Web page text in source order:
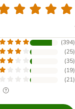
(394)
(25)
(35)
(19)
(21)